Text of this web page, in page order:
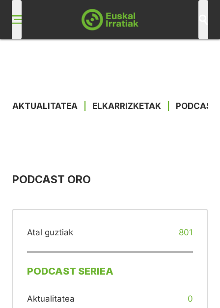
AKTUALITATEA ELKARRIZKETAK
PODCAST ORO
Atal guztiak 801
PODCAST SERIEA
Aktualitatea 0